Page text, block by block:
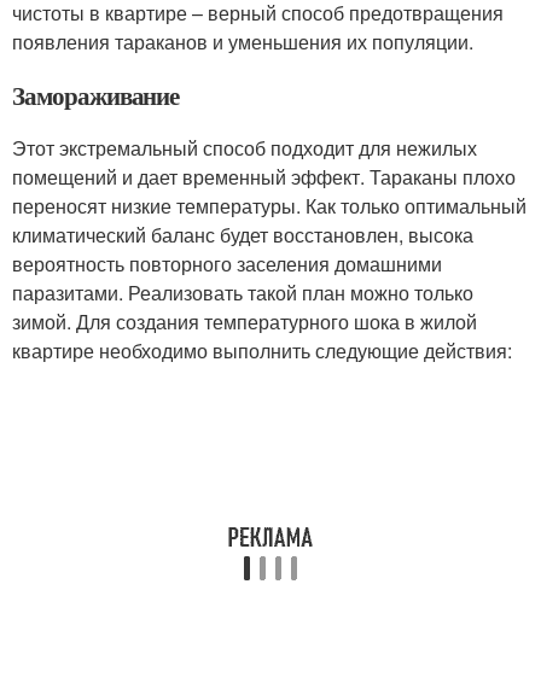
чистоты в квартире – верный способ предотвращения
появления тараканов и уменьшения их популяции.
Замораживание
Этот экстремальный способ подходит для нежилых
помещений и дает временный эффект. Тараканы плохо
переносят низкие температуры. Как только оптимальный
климатический баланс будет восстановлен, высока
вероятность повторного заселения домашними
паразитами. Реализовать такой план можно только
зимой. Для создания температурного шока в жилой
квартире необходимо выполнить следующие действия: